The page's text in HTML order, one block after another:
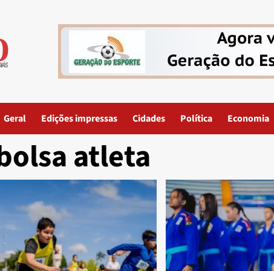
Geral Edições impressas Cidades Política Economia
atleta